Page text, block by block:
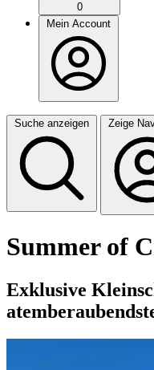
0
Mein Account
Suche anzeigen Zeige
Summer of
Exklusive